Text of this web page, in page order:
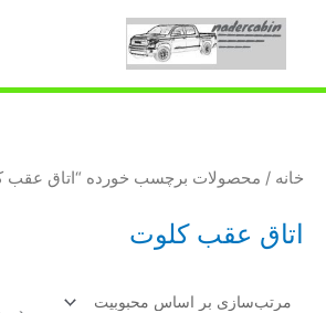
خانه / محصولات برچسب خورده “اتاق عقب
اتاق عقب کلوت